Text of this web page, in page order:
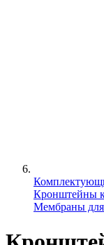
Кронштейны
Мембраны для